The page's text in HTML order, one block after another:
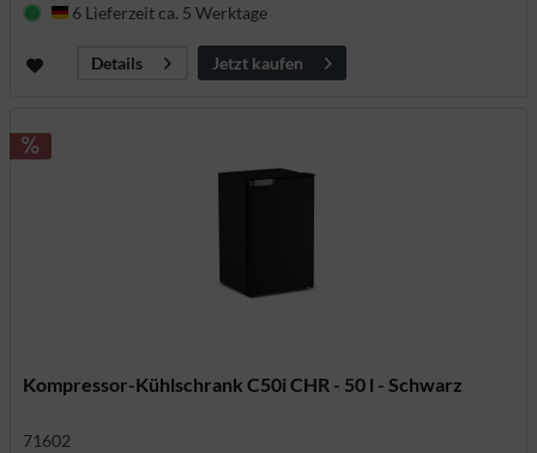
Deutschland
6 Lieferzeit ca. 5 Werktage
Details Jetzt kaufen
Kompressor-Kühlschrank C50i CHR - 50 l - Schwarz
71602